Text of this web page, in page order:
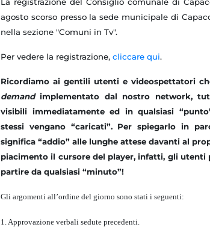
agosto scorso presso la sede municipale di
nella sezione "Comuni in Tv".
Per vedere la registrazione, cliccare qui.
Ricordiamo ai gentili utenti e videospettatori
demandimplementato dal nostro network,
visibili immediatamente ed in qualsiasi
stessi vengano “caricati”. Per spiegarlo in
significa “addio” alle lunghe attese davanti al
piacimento il cursore del player, infatti, gli utenti
partire da qualsiasi “minuto”!
Gli argomenti all’ordine del giorno sono stati i seguenti:
1. Approvazione verbali sedute precedenti.